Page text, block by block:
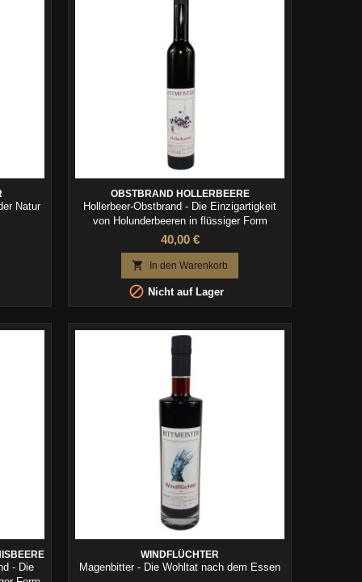
Natur
OBSTBRAND HOLLERBEERE
Hollerbeer-Obstbrand - Die Einzigartigkeit
von Holunderbeeren in flüssiger Form
40,00 €
 In den Warenkorb
 Nicht auf Lager
- Die
WINDFLÜCHTER
Magenbitter - Die Wohltat nach dem Essen